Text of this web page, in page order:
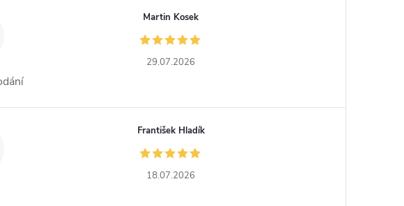
Martin Kosek
29.07.2026
František Hladík
18.07.2026